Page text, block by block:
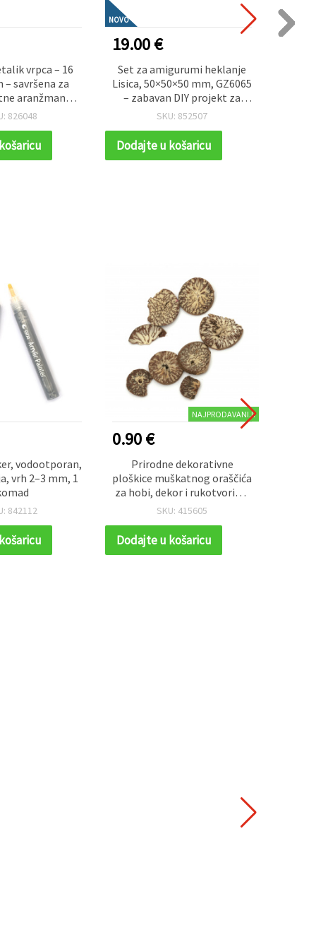
vrpca – 16
– savršena za
aranžmane i
umotavanje
826048
NOVO
19.00 €
Set za amigurumi heklanje
Lisica, 50×50×50 mm, GZ6065
– zabavan DIY projekt za
ručne poklone i ukrase
SKU: 852507
Dodajte u košaricu
NOVO
0.60
vodootporan,
vrh 2–3 mm, 1
842112
NAJPRODAVANIJI
0.90 €
Prirodne dekorativne
ploškice muškatnog oraščića
za hobi, dekor i rukotvorine,
20 mm – 20 g
SKU: 415605
Dodajte u košaricu